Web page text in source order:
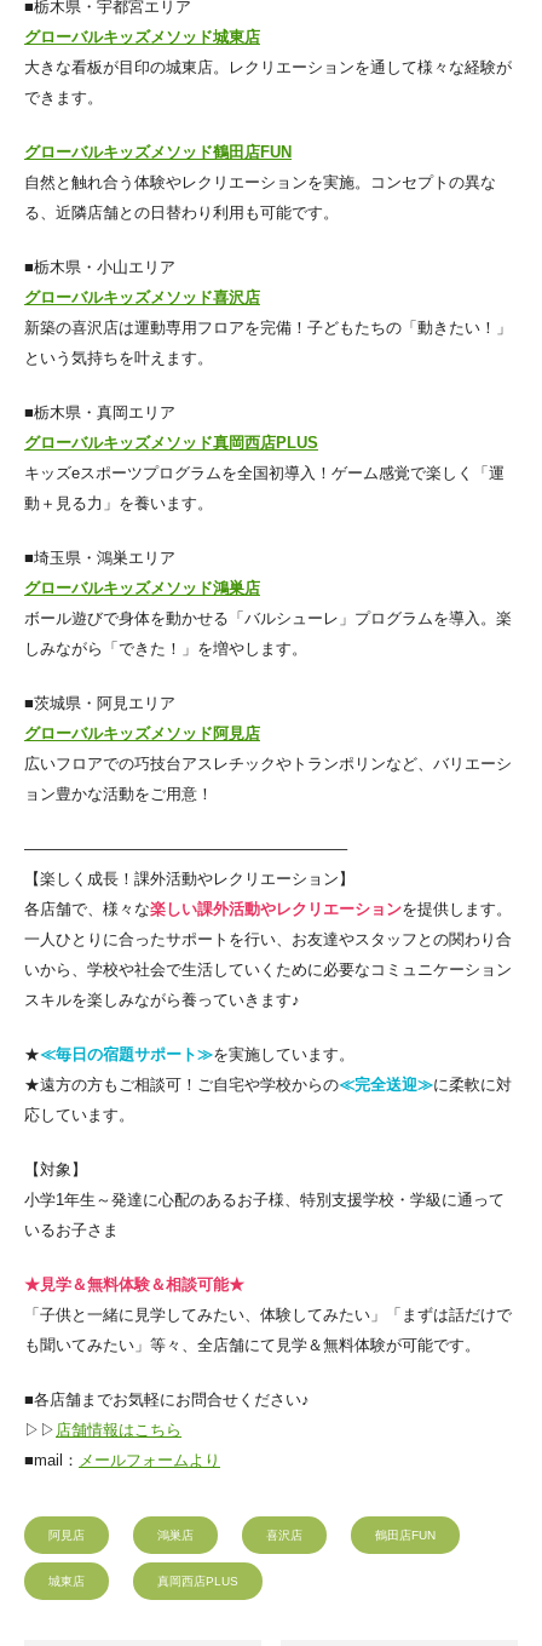
■栃木県・宇都宮エリア
グローバルキッズメソッド城東店
大きな看板が目印の城東店。レクリエーションを通して様々な経験が
できます。
グローバルキッズメソッド鶴田店FUN
自然と触れ合う体験やレクリエーションを実施。コンセプトの異な
る、近隣店舗との日替わり利用も可能です。
■栃木県・小山エリア
グローバルキッズメソッド喜沢店
新築の喜沢店は運動専用フロアを完備！子どもたちの「動きたい！」
という気持ちを叶えます。
■栃木県・真岡エリア
グローバルキッズメソッド真岡西店PLUS
キッズeスポーツプログラムを全国初導入！ゲーム感覚で楽しく「運
動＋見る力」を養います。
■埼玉県・鴻巣エリア
グローバルキッズメソッド鴻巣店
ボール遊びで身体を動かせる「バルシューレ」プログラムを導入。楽
しみながら「できた！」を増やします。
■茨城県・阿見エリア
グローバルキッズメソッド阿見店
広いフロアでの巧技台アスレチックやトランポリンなど、バリエーシ
ョン豊かな活動をご用意！
————————————————————–
【楽しく成長！課外活動やレクリエーション】
各店舗で、様々な楽しい課外活動やレクリエーションを提供します。
一人ひとりに合ったサポートを行い、お友達やスタッフとの関わり合
いから、学校や社会で生活していくために必要なコミュニケーション
スキルを楽しみながら養っていきます♪
★≪毎日の宿題サポート≫を実施しています。
★遠方の方もご相談可！ご自宅や学校からの≪完全送迎≫に柔軟に対
応しています。
【対象】
小学1年生～発達に心配のあるお子様、特別支援学校・学級に通って
いるお子さま
★見学＆無料体験＆相談可能★
「子供と一緒に見学してみたい、体験してみたい」「まずは話だけで
も聞いてみたい」等々、全店舗にて見学＆無料体験が可能です。
■各店舗までお気軽にお問合せください♪
▷▷ 店舗情報はこちら
■mail： メールフォームより
阿見店 鴻巣店 喜沢店 鶴田店FUN
城東店 真岡西店PLUS